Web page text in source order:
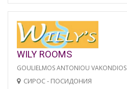
WILY ROOMS
GOULIELMOS ANTONIOU VAKONDIOS
СИРОС - ПОСИДОНИЯ